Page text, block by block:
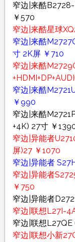
窄边|来酷
￥570
窄边|来酷星球
窄边|来酷
寸 2K屏 ￥710
窄边|来酷
窄边|来酷
￥990
窄边|来酷
+4K) 27寸 ￥
窄边|异能者
屏)27 ￥1070
窄边|异能者
窄边|异能者
￥750
窄边|异能者
窄边|联想L27I-
窄边|联想L27QE
窄边|联想小新